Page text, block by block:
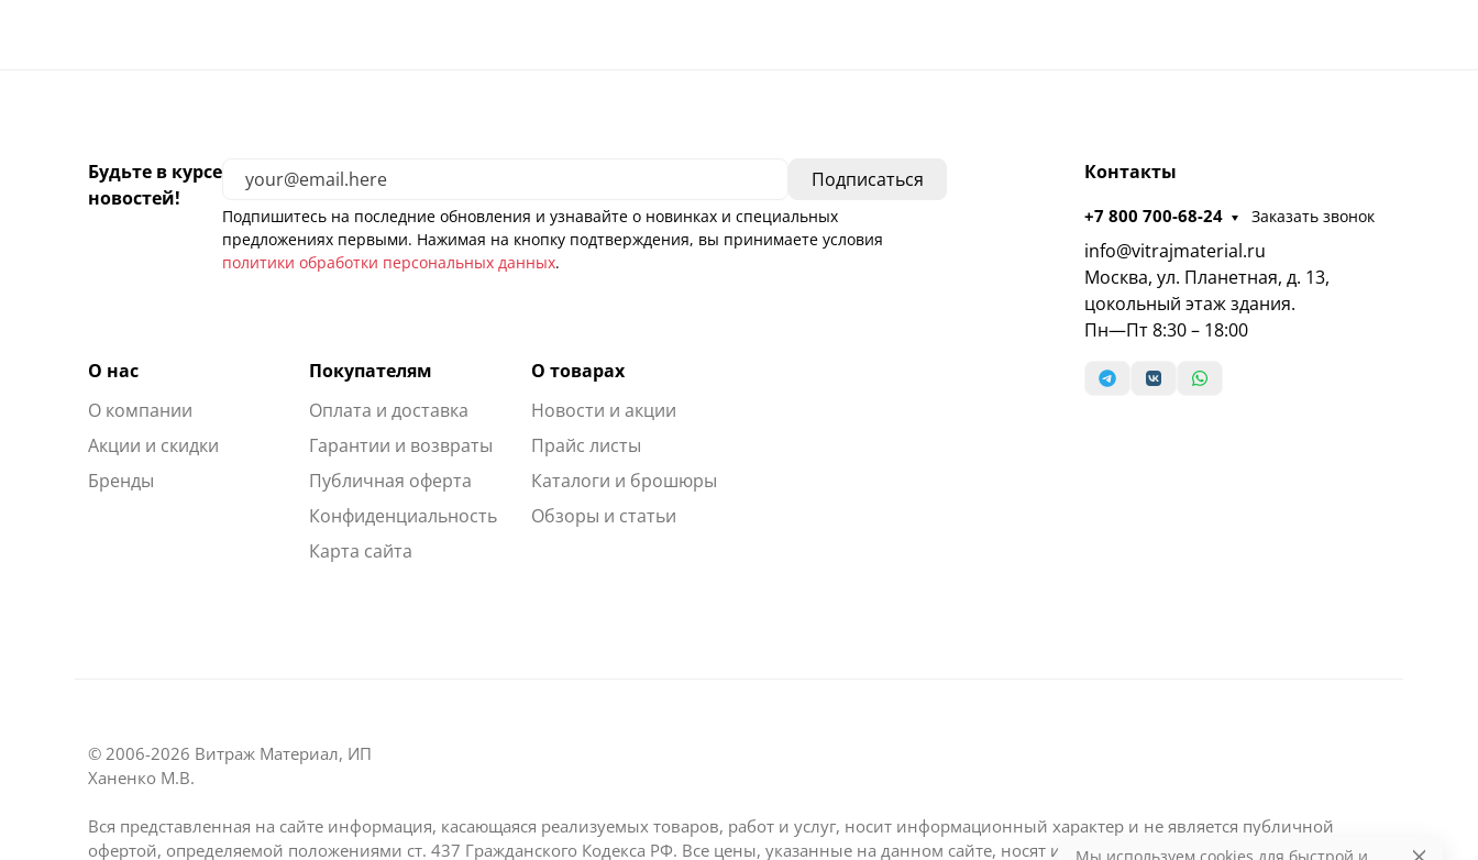
Будьте в курсе
новостей!
Подпишитесь на последние обновления и узнавайте о новинках и специальных
предложениях первыми. Нажимая на кнопку подтверждения, вы принимаете условия
политики обработки персональных данных.
О нас
О компании
Акции и скидки
Бренды
Покупателям
Оплата и доставка
Гарантии и возвраты
Публичная оферта
Конфиденциальность
Карта сайта
О товарах
Новости и акции
Прайс листы
Каталоги и брошюры
Обзоры и статьи
Контакты
+7 800 700-68-24 Заказать звонок
info@vitrajmaterial.ru
Москва, ул. Планетная, д. 13,
цокольный этаж здания.
Пн—Пт 8:30 – 18:00
© 2006-2026 Витраж Материал, ИП
Ханенко М.В.
Вся представленная на сайте информация, касающаяся реализуемых товаров, работ и услуг, носит информационный характер и не является публичной
офертой, определяемой положениями ст. 437 Гражданского Кодекса РФ. Все цены, указанные на данном сайте, носят информационный характер и являются